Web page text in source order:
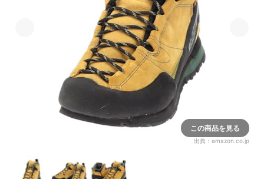
この商品を見る
出典： amazon.co.jp